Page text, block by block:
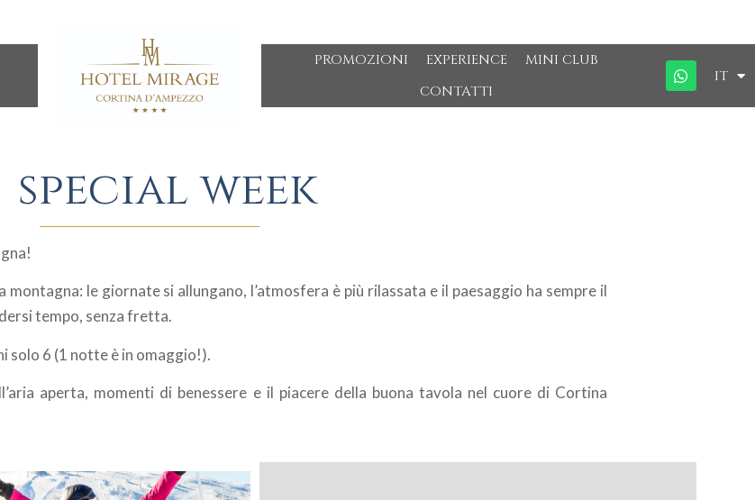
PROMOZIONI EXPERIENCE
MINI CLUB
CONTATTI
IT
special week
le giornate si allungano, l’atmosfera è più rilassata e il paesaggio ha sempre il
tempo, senza fretta.
solo 6 (1 notte è in omaggio!).
aperta, momenti di benessere e il piacere della buona tavola nel cuore di Cortina